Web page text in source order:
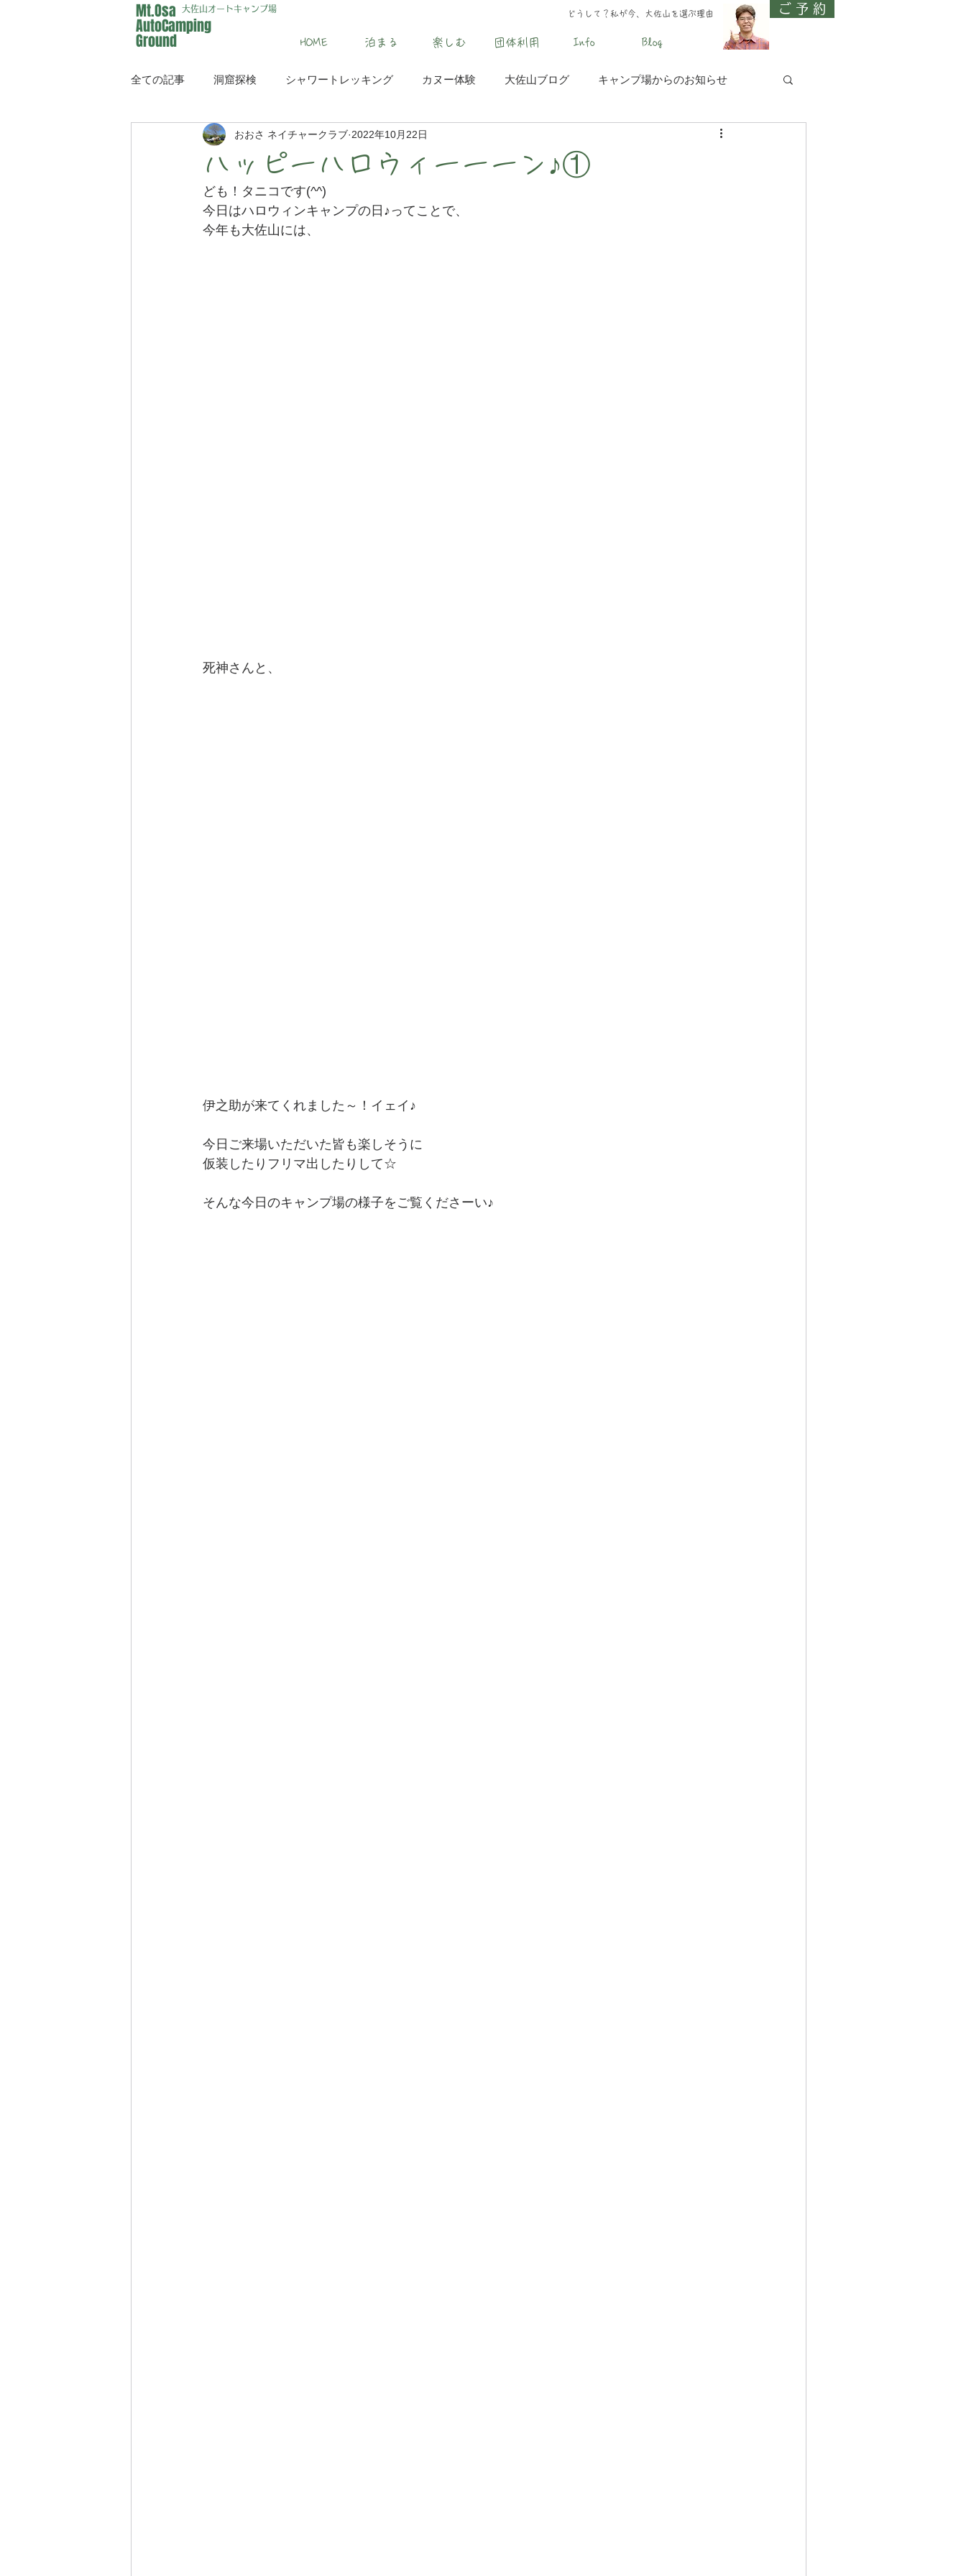
Mt.Osa
AutoCamping
Ground
大佐山オートキャンプ場
どうして？私が今、大佐山を選ぶ理由
HOME 泊まる 楽しむ 団体利用 Info Blog
ご 予 約
全ての記事 洞窟探検 シャワートレッキング カヌー体験 大佐山ブログ キャンプ場からのお知らせ
メディア
ハッピーハロウィーーーン♪①
おおさ ネイチャークラブ 2022年10月22日
ども！タニコです(^^)
今日はハロウィンキャンプの日♪ってことで、
今年も大佐山には、
死神さんと、
伊之助が来てくれました～！イェイ♪
今日ご来場いただいた皆も楽しそうに
仮装したりフリマ出したりして☆
そんな今日のキャンプ場の様子をご覧くださーい♪